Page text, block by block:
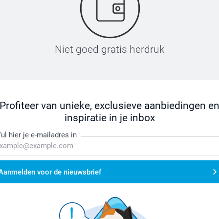
Niet goed gratis herdruk
Profiteer van unieke, exclusieve aanbiedingen en
inspiratie in je inbox
hier je e-mailadres in
voor de nieuwsbrief